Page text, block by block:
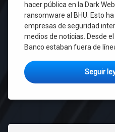
hacer pública en la Dark
ransomware al BHU. Esto
empresas de seguridad
medios de noticias. Desde
Banco estaban fuera de
Seguir